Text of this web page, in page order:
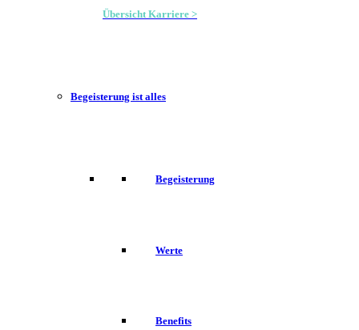
Übersicht Karriere >
Begeisterung ist alles
Begeisterung
Werte
Benefits